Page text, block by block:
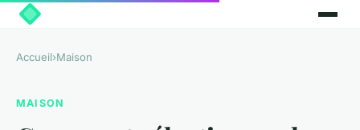
Accueil›Maison
MAISON